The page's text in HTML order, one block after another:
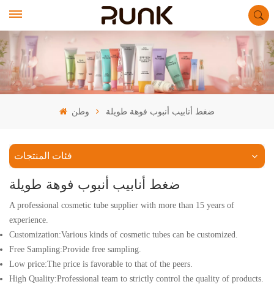
وطن ضغط أنابيب أنبوب فوهة طويلة
فئات المنتجات
ضغط أنابيب أنبوب فوهة طويلة
A professional cosmetic tube supplier with more than 15 years of
experience.
Customization:Various kinds of cosmetic tubes can be customized.
Free Sampling:Provide free sampling.
Low price:The price is favorable to that of the peers.
High Quality:Professional team to strictly control the quality of products.